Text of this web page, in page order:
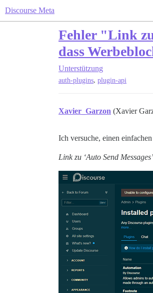
Discourse Meta
Fehler "Link
dass
Unterstützung
auth-plugins, plugin-api
Xavier_Garzon (Xavier
Ich versuche, einen
Link zu ‘Auto Send